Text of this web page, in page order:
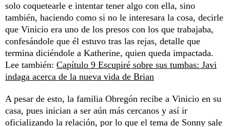
solo coquetearle e intentar tener algo con ella, sino
también, haciendo como si no le interesara la cosa, decirle
que Vinicio era uno de los presos con los que trabajaba,
confesándole que él estuvo tras las rejas, detalle que
termina diciéndole a Katherine, quien queda impactada.
Lee también: Capítulo 9 Escupiré sobre sus tumbas: Javi
indaga acerca de la nueva vida de Brian
A pesar de esto, la familia Obregón recibe a Vinicio en su
casa, pues inician a ser aún más cercanos y así ir
oficializando la relación, por lo que el tema de Sonny sale